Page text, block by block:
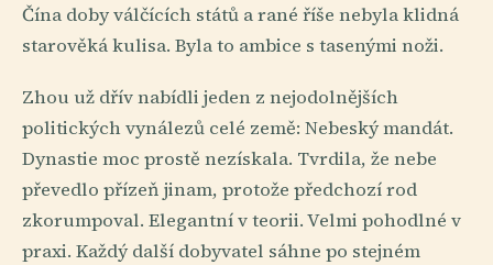
Čína doby válčících států a rané říše nebyla klidná
starověká kulisa. Byla to ambice s tasenými noži.
Zhou už dřív nabídli jeden z nejodolnějších
politických vynálezů celé země: Nebeský mandát.
Dynastie moc prostě nezískala. Tvrdila, že nebe
převedlo přízeň jinam, protože předchozí rod
zkorumpoval. Elegantní v teorii. Velmi pohodlné v
praxi. Každý další dobyvatel sáhne po stejném